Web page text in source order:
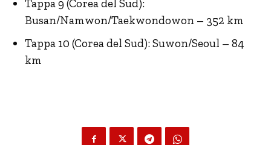
Tappa 9 (Corea del Sud):
Busan/Namwon/Taekwondowon – 352 km
Tappa 10 (Corea del Sud): Suwon/Seoul – 84
km